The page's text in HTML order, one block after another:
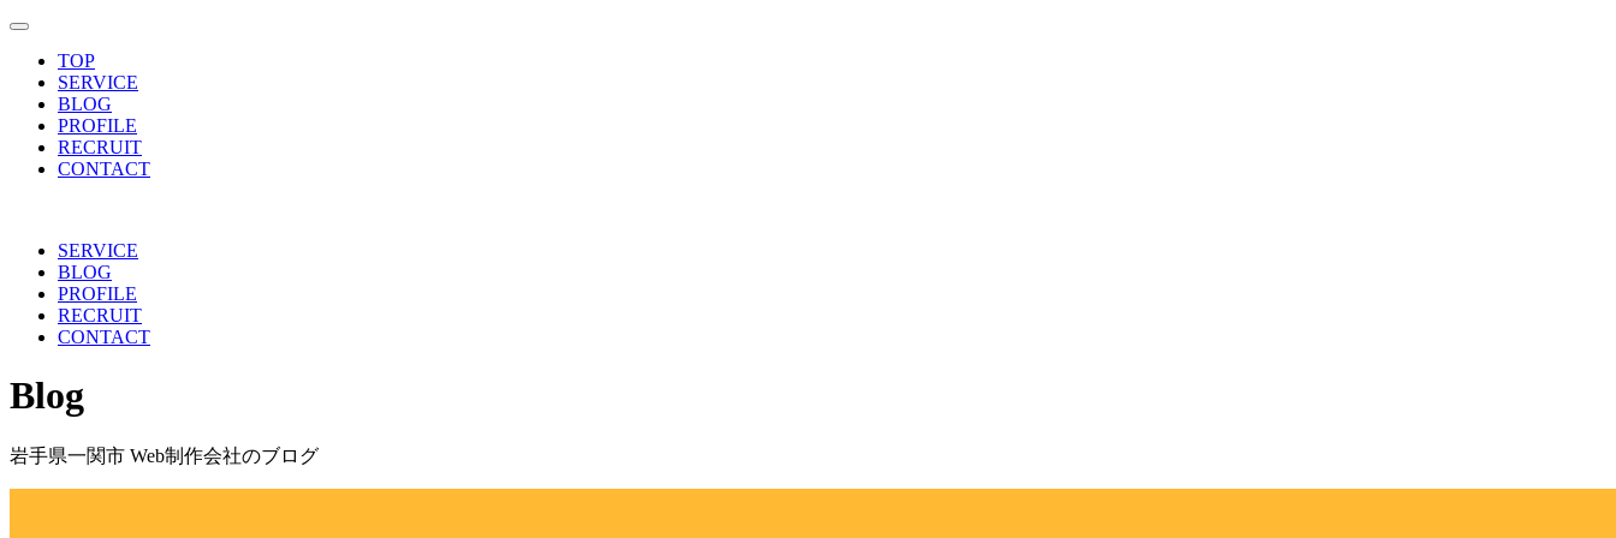
toggle navigation
TOP
SERVICE
BLOG
PROFILE
RECRUIT
CONTACT
SERVICE
BLOG
PROFILE
RECRUIT
CONTACT
Blog
岩手県一関市 Web制作会社のブログ